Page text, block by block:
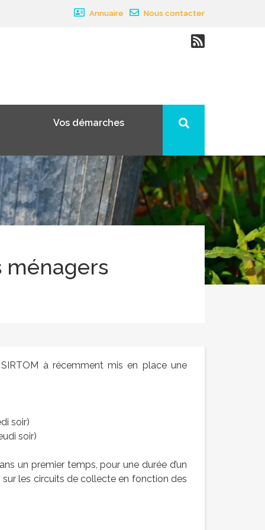
Annuaire Nous contacter
Vos démarches
×
ménagers
à récemment mis en place une
soir)
soir)
un premier temps, pour une durée d’un
les circuits de collecte en fonction des